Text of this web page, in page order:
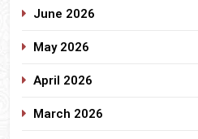
June 2026
May 2026
April 2026
March 2026